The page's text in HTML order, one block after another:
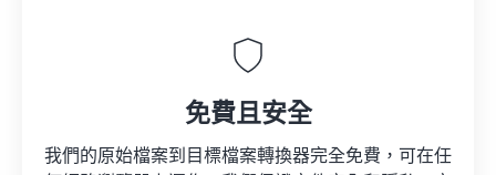
免費且安全
我們的原始檔案到目標檔案轉換器完全免費，可在任